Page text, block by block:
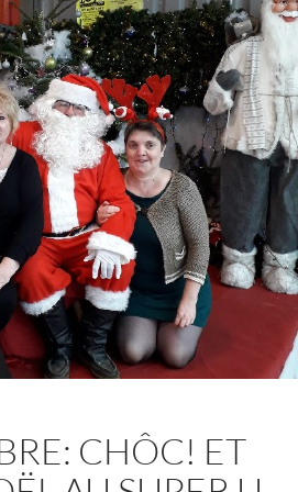
CHÔC! ET